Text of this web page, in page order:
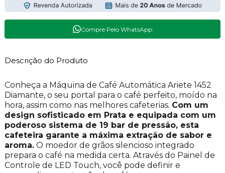
Compre Pelo WhatsApp
Descrição do Produto
Conheça a Máquina de Café Automática Ariete 1452
Diamante, o seu portal para o café perfeito, moído na
hora, assim como nas melhores cafeterias. Com um
design sofisticado em Prata e equipada com um
poderoso sistema de 19 bar de pressão, esta
cafeteira garante a máxima extração de sabor e
aroma.O moedor de grãos silencioso integrado
prepara o café na medida certa. Através do Painel de
Controle de LED Touch, você pode definir e